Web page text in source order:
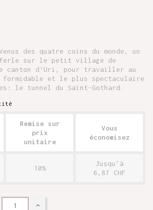
des quatre coins du monde, un
sur le petit village de
le canton d’Uri, pour travailler au
et le plus spectaculaire
le tunnel du Saint-Gothard.
Remise sur
prix
unitaire
Vous
économisez
10%
Jusqu'à
6,87 CHF